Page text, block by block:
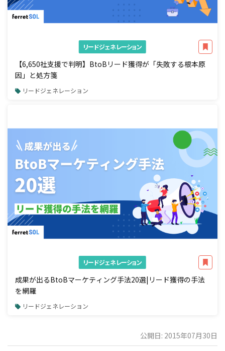
リードジェネレーション
【6,650社支援で判明】BtoBリード獲得が「失敗する根本原
因」と処方箋
リードジェネレーション
リードジェネレーション
成果が出るBtoBマーケティング手法20選|リード獲得の手法
を網羅
リードジェネレーション
公開日: 2015年07月30日